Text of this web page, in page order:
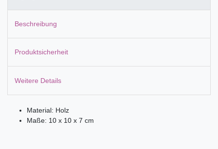
Beschreibung
Produktsicherheit
Weitere Details
Material: Holz
Maße: 10 x 10 x 7 cm